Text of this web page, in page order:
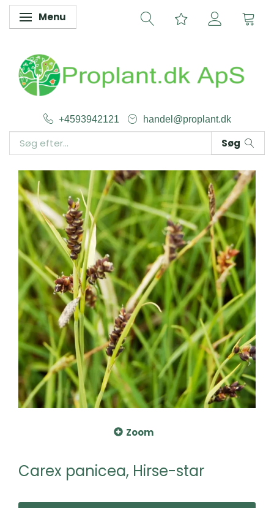
Skifte navigation
Menu
+4593942121 handel@proplant.dk
Søg
Zoom
Carex panicea, Hirse-star